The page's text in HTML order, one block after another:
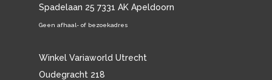
Spadelaan 25 7331 AK Apeldoorn
Geen afhaal- of bezoekadres
Winkel Variaworld Utrecht
Oudegracht 218